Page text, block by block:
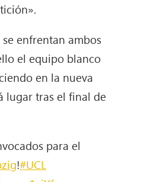
enfrentan ambos
el equipo blanco
en la nueva
lugar tras el final de
para el
!#UCL